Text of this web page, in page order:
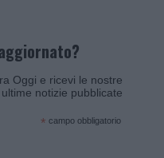
Oggi e ricevi le nostre
notizie pubblicate
* campo obbligatorio